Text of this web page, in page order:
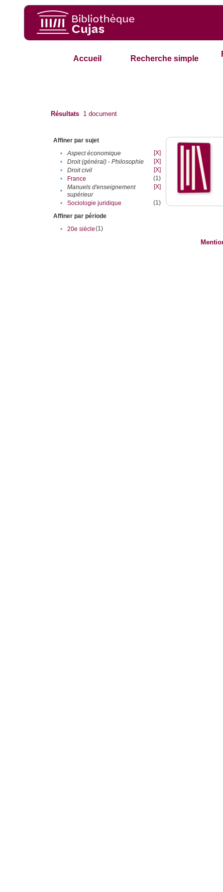
Accueil Recherche simple
Résultats 1 document
Affiner par sujet
•
Aspect économique
[X]
•
Droit (général) - Philosophie
[X]
•
Droit civil
[X]
•
France
(1)
•
Manuels d'enseignement
supérieur
[X]
• Sociologie juridique
(1)
Affiner par période
•
20e siècle(1)